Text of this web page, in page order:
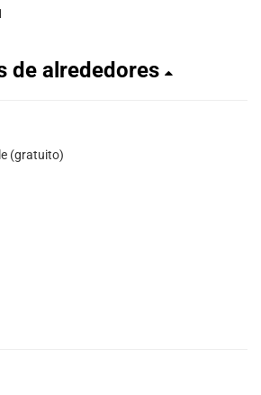
de alrededores
(gratuito)